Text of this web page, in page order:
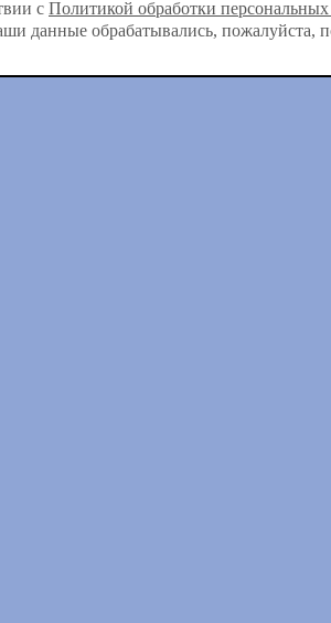
с Политикой обработки
данные обрабатывались, пожалуйста,